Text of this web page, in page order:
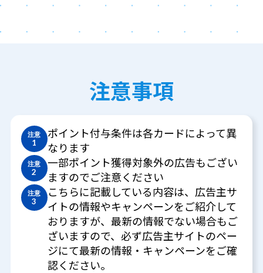
注意事項
注意
1
ポイント付与条件は各カードによって異
なります
注意
2
一部ポイント獲得対象外の広告もござい
ますのでご注意ください
注意
3
こちらに記載している内容は、広告主サ
イトの情報やキャンペーンをご紹介して
おりますが、最新の情報でない場合もご
ざいますので、必ず広告主サイトのペー
ジにて最新の情報・キャンペーンをご確
認ください。